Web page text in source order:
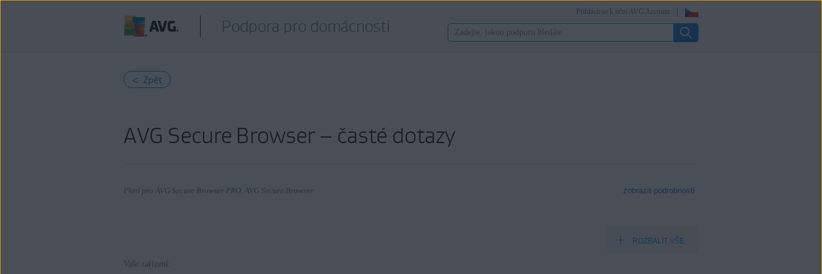
Podpora pro domácnosti
Přihlásit se k účtu AVG Account
< Zpět
AVG Secure Browser – časté dotazy
Platí pro AVG Secure Browser PRO, AVG Secure Browser zobrazit podrobnosti
AVG Secure Browser PRO
ROZBALIT VŠE
Vaše zařízení: